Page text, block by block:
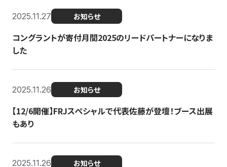
2025.11.27 お知らせ
コングラントが寄付月間2025のリードパートナーになりま
した
2025.11.26 お知らせ
【12/6開催】FRJスペシャルで代表佐藤が登壇！ブース出展
もあり
2025.11.26 お知らせ